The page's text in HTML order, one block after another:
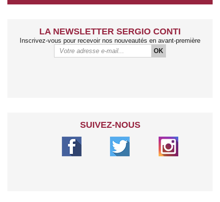
LA NEWSLETTER SERGIO CONTI
Inscrivez-vous pour recevoir nos nouveautés en avant-première
OK
SUIVEZ-NOUS